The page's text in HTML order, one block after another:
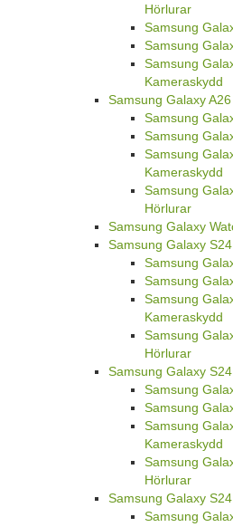
Hörlurar
Samsung
Samsung
Samsung
Kameraskydd
Samsung Galaxy A26
Samsung
Samsung
Samsung
Kameraskydd
Samsung
Hörlurar
Samsung Galaxy
Samsung Galaxy
Samsung
Samsung
Samsung
Kameraskydd
Samsung
Hörlurar
Samsung Galaxy S24
Samsung
Samsung
Samsung
Kameraskydd
Samsung
Hörlurar
Samsung Galaxy
Samsung